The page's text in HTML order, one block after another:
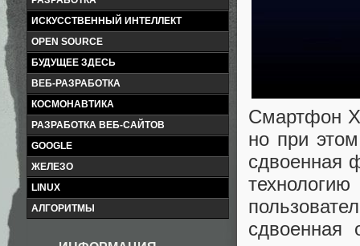
ИСКУССТВЕННЫЙ ИНТЕЛЛЕКТ
OPEN SOURCE
БУДУЩЕЕ ЗДЕСЬ
ВЕБ-РАЗРАБОТКА
КОСМОНАВТИКА
РАЗРАБОТКА ВЕБ-САЙТОВ
GOOGLE
ЖЕЛЕЗО
LINUX
АЛГОРИТМЫ
Смартфон
но при
сдвоенная
сдвоенная